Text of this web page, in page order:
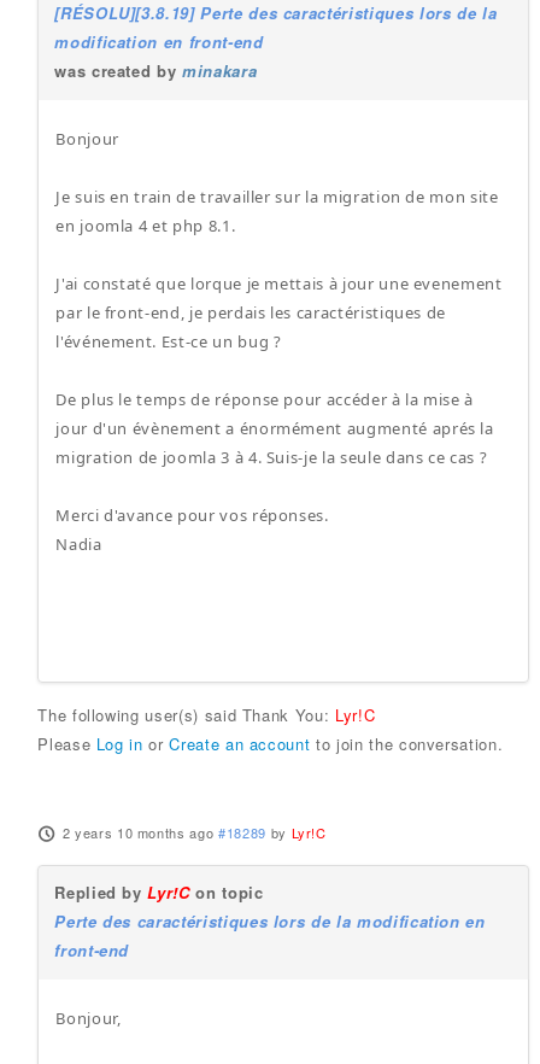
[RÉSOLU][3.8.19] Perte des caractéristiques lors de la
modification en front-end
was created byminakara
Bonjour
Je suis en train de travailler sur la migration de mon site
en joomla 4 et php 8.1.
J'ai constaté que lorque je mettais à jour une evenement
par le front-end, je perdais les caractéristiques de
l'événement. Est-ce un bug ?
De plus le temps de réponse pour accéder à la mise à
jour d'un évènement a énormément augmenté aprés la
migration de joomla 3 à 4. Suis-je la seule dans ce cas ?
​Merci d'avance pour vos réponses.
Nadia
The following user(s) said Thank You: Lyr!C
Please Log in orCreate an account to join the conversation.
2 years 10 months ago #18289 by Lyr!C
Replied byLyr!Con topic
Perte des caractéristiques lors de la modification en
front-end
Bonjour,